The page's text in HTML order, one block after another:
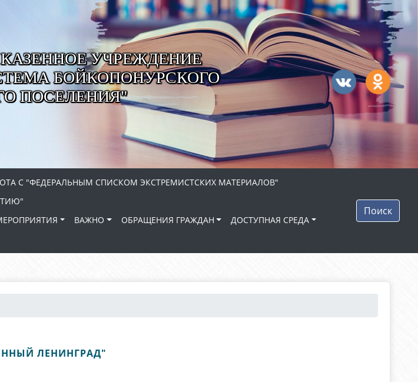
УЧРЕЖДЕНИЕ
БОЙКОПОНУРСКОГО
ПОСЕЛЕНИЯ"
С "ФЕДЕРАЛЬНЫМ СПИСКОМ ЭКСТРЕМИСТСКИХ МАТЕРИАЛОВ"
ВАЖНО ОБРАЩЕНИЯ ГРАЖДАН
ДОСТУПНАЯ СРЕДА
Поиск
ЛЕНИНГРАД"